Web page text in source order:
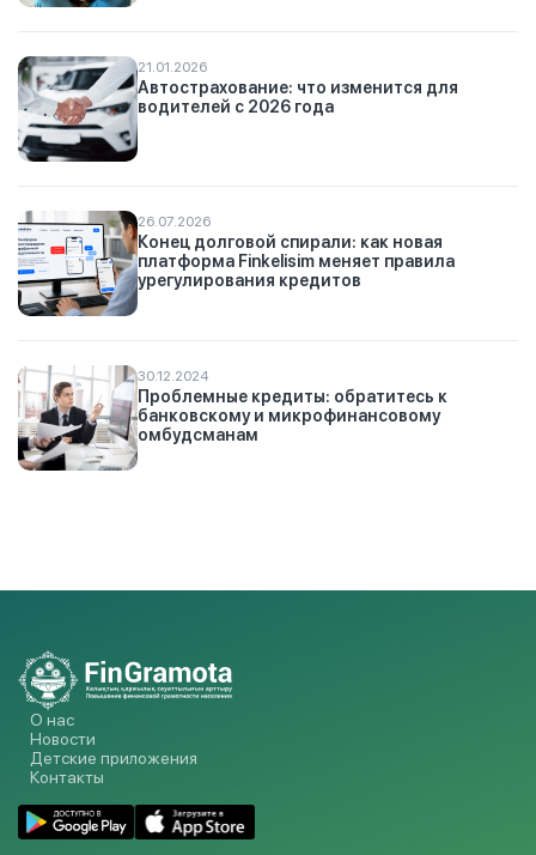
21.01.2026
Автострахование: что изменится для
водителей с 2026 года
26.07.2026
Конец долговой спирали: как новая
платформа Finkelisim меняет правила
урегулирования кредитов
30.12.2024
Проблемные кредиты: обратитесь к
банковскому и микрофинансовому
омбудсманам
О нас
Новости
Детские приложения
Контакты